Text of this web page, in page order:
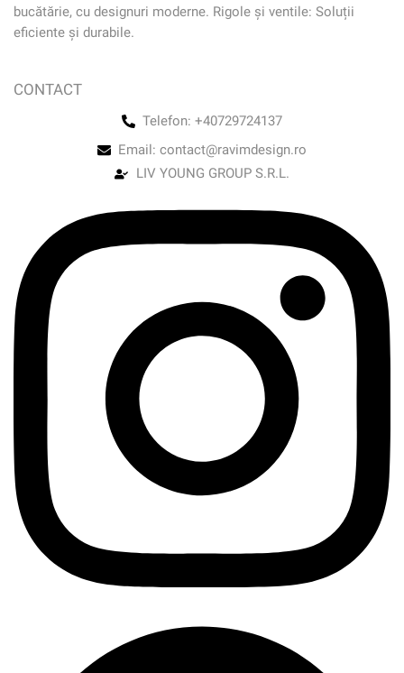
bucătărie, cu designuri moderne. Rigole și ventile: Soluții
eficiente și durabile.
CONTACT
Telefon: +40729724137
Email: contact@ravimdesign.ro
LIV YOUNG GROUP S.R.L.